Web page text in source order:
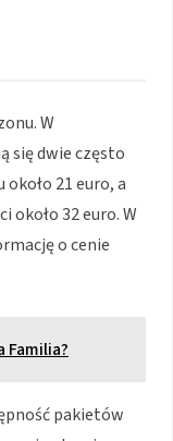
W
się dwie często
21 euro, a
około 32 euro. W
o cenie
Familia?
pakietów